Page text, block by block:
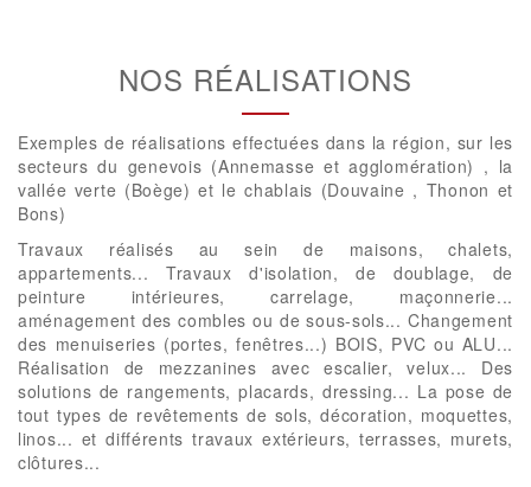
NOS RÉALISATIONS
Exemples de réalisations effectuées dans la région, sur les
secteurs du genevois (Annemasse et agglomération) , la
vallée verte (Boège) et le chablais (Douvaine , Thonon et
Bons)
Travaux réalisés au sein de maisons, chalets,
appartements... Travaux d'isolation, de doublage, de
peinture intérieures, carrelage, maçonnerie...
aménagement des combles ou de sous-sols... Changement
des menuiseries (portes, fenêtres...) BOIS, PVC ou ALU...
Réalisation de mezzanines avec escalier, velux... Des
solutions de rangements, placards, dressing... La pose de
tout types de revêtements de sols, décoration, moquettes,
linos... et différents travaux extérieurs, terrasses, murets,
clôtures...